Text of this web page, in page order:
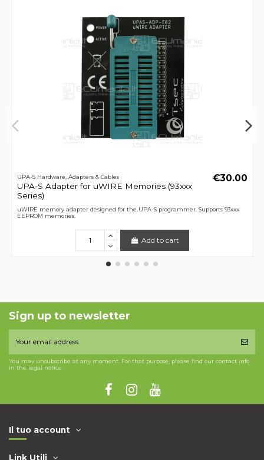
UPA-S Hardware, Adapters & Cables
UPA-S Adapter for uWIRE Memories (93xxx
Series)
€30.00
uWIRE memory adapter designed for the UPA-S programmer. Supports 93xxx
EEPROM memories.
Add to cart
Sign up to newsletter
You may unsubscribe at any moment. For that purpose, please find our contact info
in the legal notice.
Il tuo account
Link Utili